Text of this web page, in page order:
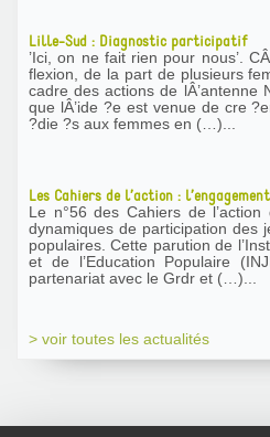
Lille-Sud : Diagnostic participatif
’Ici, on ne fait rien pour nous’. CÂ’est a ? partir de cette re ?
flexion, de la part de plusieurs
cadre des actions de lÂ’antenne
que lÂ’ide ?e est venue de cre
?die ?s aux femmes en (…)...
Les Cahiers de l’action :
Le n°56 des Cahiers de
dynamiques de participation des
populaires. Cette parution de l’Institut National de la Jeunesse
et de l’Education Populaire
partenariat avec le Grdr et (…)...
> voir toutes les actualités